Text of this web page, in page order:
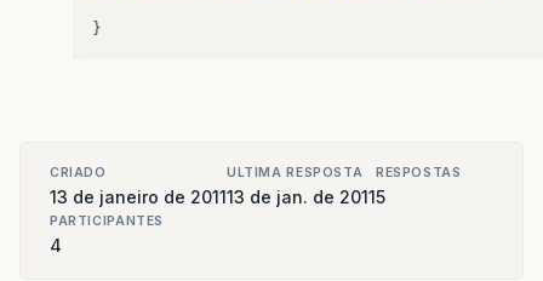
CRIADO
13 de janeiro de 2011
ULTIMA RESPOSTA
13 de jan. de 2011
RESPOSTAS
5
PARTICIPANTES
4